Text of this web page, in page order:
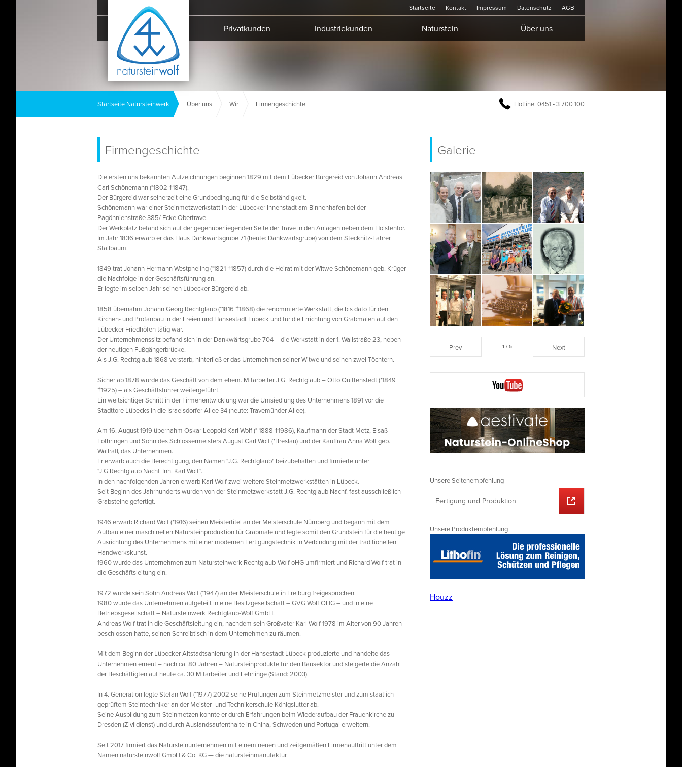
Startseite Kontakt Impressum Datenschutz AGB
Privatkunden Industriekunden Naturstein Über uns
Startseite Natursteinwerk Über uns Wir Firmengeschichte Hotline: 0451 ‐ 3 700 100
Firmengeschichte
Die ersten uns bekannten Aufzeichnungen beginnen 1829 mit dem Lübecker Bürgereid von Johann Andreas
Carl Schönemann (*1802 †1847).
Der Bürgereid war seinerzeit eine Grundbedingung für die Selbständigkeit.
Schönemann war einer Steinmetzwerkstatt in der Lübecker Innenstadt am Binnenhafen bei der
Pagönnienstraße 385/ Ecke Obertrave.
Der Werkplatz befand sich auf der gegenüberliegenden Seite der Trave in den Anlagen neben dem Holstentor.
Im Jahr 1836 erwarb er das Haus Dankwärtsgrube 71 (heute: Dankwartsgrube) von dem Stecknitz-Fahrer
Stallbaum.
1849 trat Johann Hermann Westpheling (*1821 †1857) durch die Heirat mit der Witwe Schönemann geb. Krüger
die Nachfolge in der Geschäftsführung an.
Er legte im selben Jahr seinen Lübecker Bürgereid ab.
1858 übernahm Johann Georg Rechtglaub (*1816 †1868) die renommierte Werkstatt, die bis dato für den
Kirchen- und Profanbau in der Freien und Hansestadt Lübeck und für die Errichtung von Grabmalen auf den
Lübecker Friedhöfen tätig war.
Der Unternehmenssitz befand sich in der Dankwärtsgrube 704 – die Werkstatt in der 1. Wallstraße 23, neben
der heutigen Fußgängerbrücke.
Als J.G. Rechtglaub 1868 verstarb, hinterließ er das Unternehmen seiner Witwe und seinen zwei Töchtern.
Sicher ab 1878 wurde das Geschäft von dem ehem. Mitarbeiter J.G. Rechtglaub – Otto Quittenstedt (*1849
†1925) – als Geschäftsführer weitergeführt.
Ein weitsichtiger Schritt in der Firmenentwicklung war die Umsiedlung des Unternehmens 1891 vor die
Stadttore Lübecks in die Israelsdorfer Allee 34 (heute: Travemünder Allee).
Am 16. August 1919 übernahm Oskar Leopold Karl Wolf (* 1888 †1986), Kaufmann der Stadt Metz, Elsaß –
Lothringen und Sohn des Schlossermeisters August Carl Wolf (*Breslau) und der Kauffrau Anna Wolf geb.
Wallraff, das Unternehmen.
Er erwarb auch die Berechtigung, den Namen "J.G. Rechtglaub" beizubehalten und firmierte unter
"J.G.Rechtglaub Nachf. Inh. Karl Wolf".
In den nachfolgenden Jahren erwarb Karl Wolf zwei weitere Steinmetzwerkstätten in Lübeck.
Seit Beginn des Jahrhunderts wurden von der Steinmetzwerkstatt J.G. Rechtglaub Nachf. fast ausschließlich
Grabsteine gefertigt.
1946 erwarb Richard Wolf (*1916) seinen Meistertitel an der Meisterschule Nürnberg und begann mit dem
Aufbau einer maschinellen Natursteinproduktion für Grabmale und legte somit den Grundstein für die heutige
Ausrichtung des Unternehmens mit einer modernen Fertigungstechnik in Verbindung mit der traditionellen
Handwerkskunst.
1960 wurde das Unternehmen zum Natursteinwerk Rechtglaub-Wolf oHG umfirmiert und Richard Wolf trat in
die Geschäftsleitung ein.
1972 wurde sein Sohn Andreas Wolf (*1947) an der Meisterschule in Freiburg freigesprochen.
1980 wurde das Unternehmen aufgeteilt in eine Besitzgesellschaft – GVG Wolf OHG – und in eine
Betriebsgesellschaft – Natursteinwerk Rechtglaub-Wolf GmbH.
Andreas Wolf trat in die Geschäftsleitung ein, nachdem sein Großvater Karl Wolf 1978 im Alter von 90 Jahren
beschlossen hatte, seinen Schreibtisch in dem Unternehmen zu räumen.
Mit dem Beginn der Lübecker Altstadtsanierung in der Hansestadt Lübeck produzierte und handelte das
Unternehmen erneut – nach ca. 80 Jahren – Natursteinprodukte für den Bausektor und steigerte die Anzahl
der Beschäftigten auf heute ca. 30 Mitarbeiter und Lehrlinge (Stand: 2003).
In 4. Generation legte Stefan Wolf (*1977) 2002 seine Prüfungen zum Steinmetzmeister und zum staatlich
geprüftem Steintechniker an der Meister- und Technikerschule Königslutter ab.
Seine Ausbildung zum Steinmetzen konnte er durch Erfahrungen beim Wiederaufbau der Frauenkirche zu
Dresden (Zivildienst) und durch Auslandsaufenthalte in China, Schweden und Portugal erweitern.
Seit 2017 firmiert das Natursteinunternehmen mit einem neuen und zeitgemäßen Firmenauftritt unter dem
Namen natursteinwolf GmbH & Co. KG — die natursteinmanufaktur.
Galerie
Prev 1 / 5 Next
Unsere Seitenempfehlung
Fertigung und Produktion
Unsere Produktempfehlung
Houzz